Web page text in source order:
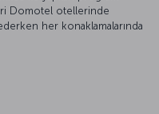
Domotel otellerinde
her konaklamalarında